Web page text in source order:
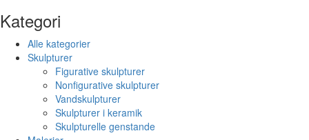
Kategori
Alle kategorier
Skulpturer
Figurative skulpturer
Nonfigurative skulpturer
Vandskulpturer
Skulpturer i keramik
Skulpturelle genstande